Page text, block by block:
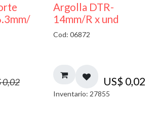
0,02
Argolla DTR-
14mm/R x und
Cod: 06872
US$ 0,02
Inventario: 27855